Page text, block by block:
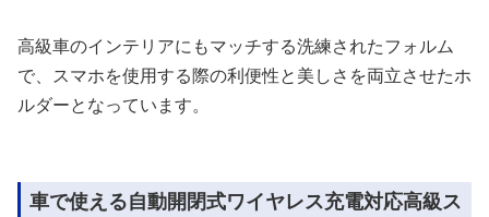
高級車のインテリアにもマッチする洗練されたフォルム
で、スマホを使用する際の利便性と美しさを両立させたホ
ルダーとなっています。
車で使える自動開閉式ワイヤレス充電対応高級ス